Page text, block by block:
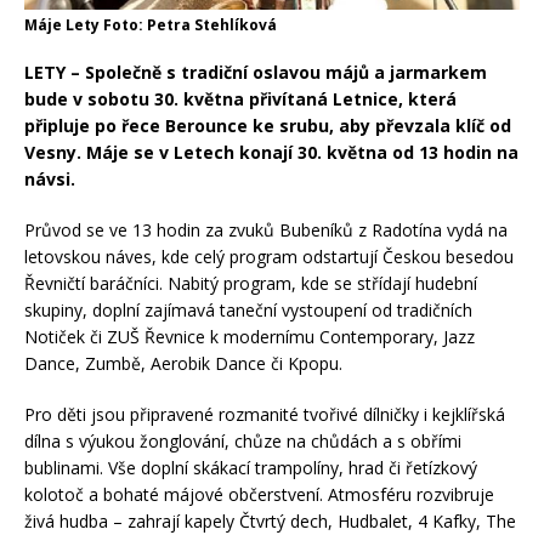
Máje Lety Foto: Petra Stehlíková
LETY – Společně s tradiční oslavou májů a jarmarkem
bude v sobotu 30. května přivítaná Letnice, která
připluje po řece Berounce ke srubu, aby převzala klíč od
Vesny. Máje se v Letech konají 30. května od 13 hodin na
návsi.
Průvod se ve 13 hodin za zvuků Bubeníků z Radotína vydá na
letovskou náves, kde celý program odstartují Českou besedou
Řevničtí baráčníci. Nabitý program, kde se střídají hudební
skupiny, doplní zajímavá taneční vystoupení od tradičních
Notiček či ZUŠ Řevnice k modernímu Contemporary, Jazz
Dance, Zumbě, Aerobik Dance či Kpopu.
Pro děti jsou připravené rozmanité tvořivé dílničky i kejklířská
dílna s výukou žonglování, chůze na chůdách a s obřími
bublinami. Vše doplní skákací trampolíny, hrad či řetízkový
kolotoč a bohaté májové občerstvení. Atmosféru rozvibruje
živá hudba – zahrají kapely Čtvrtý dech, Hudbalet, 4 Kafky, The